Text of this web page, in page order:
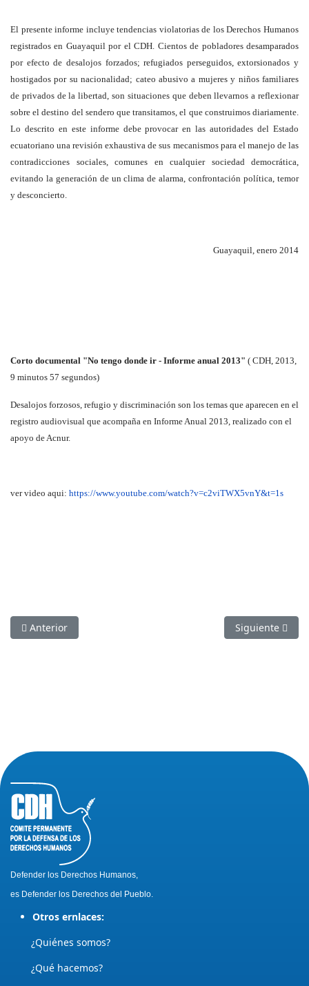
El presente informe incluye tendencias violatorias de los Derechos Humanos
registrados en Guayaquil por el CDH. Cientos de pobladores desamparados
por efecto de desalojos forzados; refugiados perseguidos, extorsionados y
hostigados por su nacionalidad; cateo abusivo a mujeres y niños familiares
de privados de la libertad, son situaciones que deben llevarnos a reflexionar
sobre el destino del sendero que transitamos, el que construimos diariamente.
Lo descrito en este informe debe provocar en las autoridades del Estado
ecuatoriano una revisión exhaustiva de sus mecanismos para el manejo de las
contradicciones sociales, comunes en cualquier sociedad democrática,
evitando la generación de un clima de alarma, confrontación política, temor
y desconcierto.
Guayaquil, enero 2014
Corto documental "No tengo donde ir - Informe anual 2013" ( CDH, 2013,
9 minutos 57 segundos)
Desalojos forzosos, refugio y discriminación son los temas que aparecen en el
registro audiovisual que acompaña en Informe Anual 2013, realizado con el
apoyo de Acnur.
ver video aqui: https://www.youtube.com/watch?v=c2viTWX5vnY&t=1s
Artículo anterior: Informe CDH 2014
Anterior Artículo
Siguiente
Defender los Derechos Humanos,
es Defender los Derechos del Pueblo.
Otros ernlaces:
¿Quiénes somos?
¿Qué hacemos?